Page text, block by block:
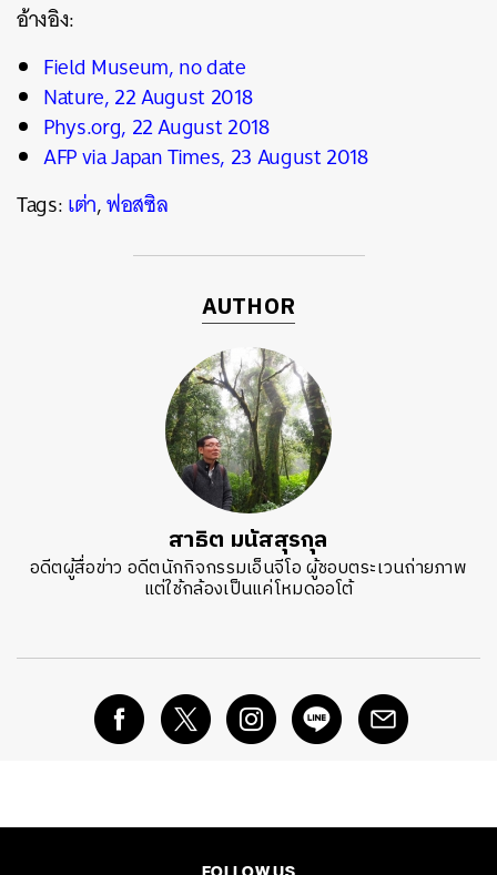
อ้างอิง:
Field Museum, no date
Nature, 22 August 2018
Phys.org, 22 August 2018
AFP via Japan Times, 23 August 2018
Tags:เต่า,ฟอสซิล
AUTHOR
สาธิต มนัสสุรกุล
อดีตผู้สื่อข่าว อดีตนักกิจกรรมเอ็นจีโอ ผู้ชอบตระเวนถ่ายภาพ
แต่ใช้กล้องเป็นแค่โหมดออโต้